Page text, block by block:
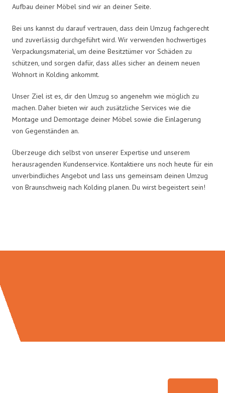
Aufbau deiner Möbel sind wir an deiner Seite.
Bei uns kannst du darauf vertrauen, dass dein Umzug fachgerecht
und zuverlässig durchgeführt wird. Wir verwenden hochwertiges
Verpackungsmaterial, um deine Besitztümer vor Schäden zu
schützen, und sorgen dafür, dass alles sicher an deinem neuen
Wohnort in Kolding ankommt.
Unser Ziel ist es, dir den Umzug so angenehm wie möglich zu
machen. Daher bieten wir auch zusätzliche Services wie die
Montage und Demontage deiner Möbel sowie die Einlagerung
von Gegenständen an.
Überzeuge dich selbst von unserer Expertise und unserem
herausragenden Kundenservice. Kontaktiere uns noch heute für ein
unverbindliches Angebot und lass uns gemeinsam deinen Umzug
von Braunschweig nach Kolding planen. Du wirst begeistert sein!